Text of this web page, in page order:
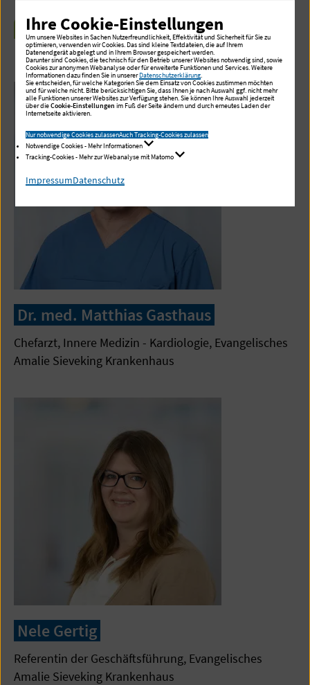
MEHR ZU ERNST VON DOBSCHÜTZ
Dr. med. Matthias Gasthaus
Chefarzt, Innere Medizin - Kardiologie, Evangelisches
Amalie Sieveking Krankenhaus
Nele Gertig
Referentin der Geschäftsführung, Evangelisches
Amalie Sieveking Krankenhaus
Ihre Cookie-Einstellungen
Um unsere Websites in Sachen Nutzerfreundlichkeit, Effektivität und Sicherheit für Sie zu
optimieren, verwenden wir Cookies. Das sind kleine Textdateien, die auf Ihrem
Datenendgerät abgelegt und in Ihrem Browser gespeichert werden.
Darunter sind Cookies, die technisch für den Betrieb unserer Websites notwendig sind, sowie
Cookies zur anonymen Webanalyse oder für erweiterte Funktionen und Services. Weitere
Informationen dazu finden Sie in unsererDatenschutzerklärung.
Sie entscheiden, für welche Kategorien Sie dem Einsatz von Cookies zustimmen möchten
und für welche nicht. Bitte berücksichtigen Sie, dass Ihnen je nach Auswahl ggf. nicht mehr
alle Funktionen unserer Websites zur Verfügung stehen. Sie können Ihre Auswahl jederzeit
über dieCookie-Einstellungen im Fuß der Seite ändern und durch erneutes Laden der
Internetseite aktivieren.
Nur notwendige Cookies zulassenAuch Tracking-Cookies zulassen
Notwendige Cookies - Mehr Informationen
Tracking-Cookies - Mehr zur Webanalyse mit Matomo
ImpressumDatenschutz